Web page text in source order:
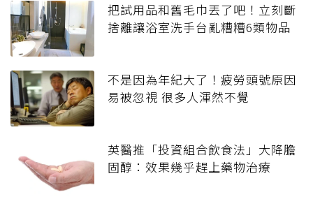
把試用品和舊毛巾丟了吧！立刻斷
捨離讓浴室洗手台亂糟糟6類物品
不是因為年紀大了！疲勞頭號原因
易被忽視 很多人渾然不覺
英醫推「投資組合飲食法」大降膽
固醇：效果幾乎趕上藥物治療